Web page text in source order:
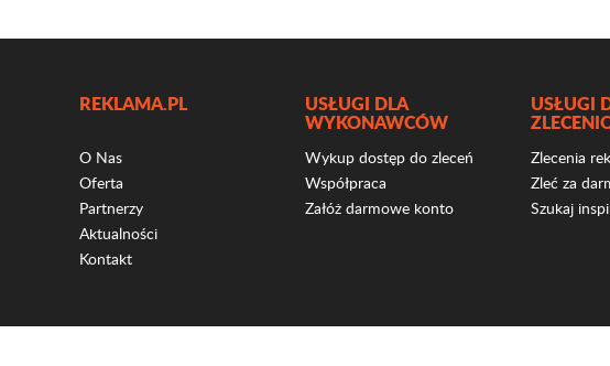
REKLAMA.PL
O Nas
Oferta
Partnerzy
Aktualności
Kontakt
USŁUGI DLA
WYKONAWCÓW
Wykup dostęp do zleceń
Współpraca
Załóż darmowe konto
USŁUGI
Zlecenia
Zleć za
Szukaj